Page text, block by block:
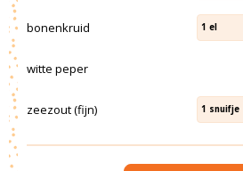
bonenkruid 1 el
witte peper
zeezout (fijn) 1 snuifje